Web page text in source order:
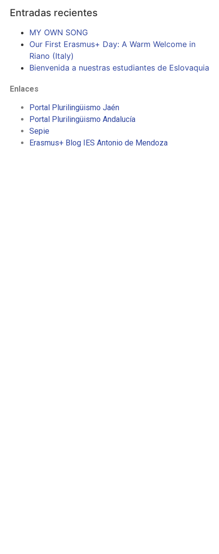
Entradas recientes
MY OWN SONG
Our First Erasmus+ Day: A Warm Welcome in
Riano (Italy)
Bienvenida a nuestras estudiantes de Eslovaquia
Enlaces
Portal Plurilingüismo Jaén
Portal Plurilingüismo Andalucía
Sepie
Erasmus+ Blog IES Antonio de Mendoza